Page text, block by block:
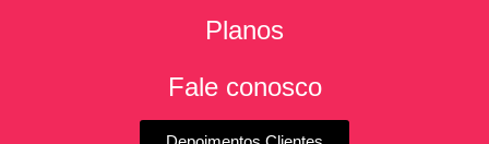
Planos
Fale conosco